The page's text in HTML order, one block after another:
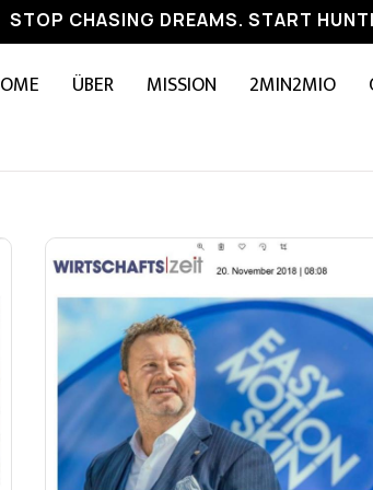
STOP CHASING DREAMS. START
ÜBER MISSION 2MIN2MIO
SeiteSeiteSeiteSeiteSeite